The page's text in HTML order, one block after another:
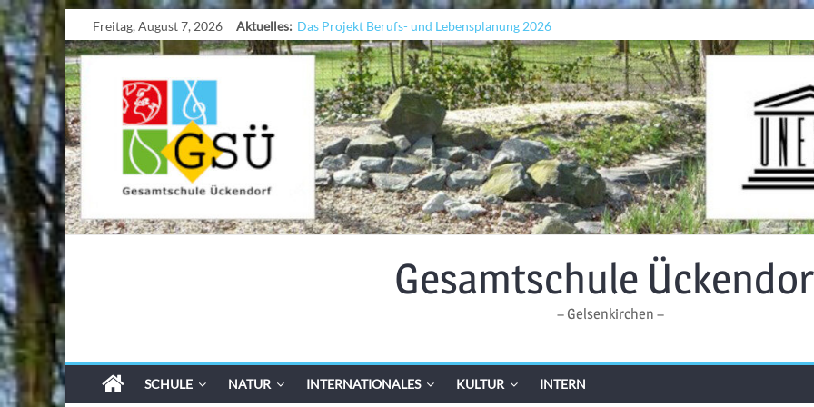
Freitag, August 7, 2026 Aktuelles: Das Projekt Berufs- und Lebensplanung 2026
UNESCO Stadtradeln „Grenzen überwinden“
KCC-Workshop
Sicherheit auf den Wellen: Lehrkräfte bilden sich in Alicante fort
Ferien!!!
Gesamtschule
– Gelsenkirchen –
SCHULE NATUR INTERNATIONALES KULTUR INTERN